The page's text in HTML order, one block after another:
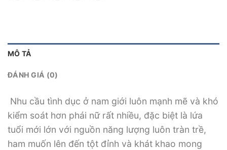
MÔ TẢ
ĐÁNH GIÁ (0)
Nhu cầu tình dục ở nam giới luôn mạnh mẽ và khó
kiểm soát hơn phái nữ rất nhiều, đặc biệt là lứa
tuổi mới lớn với nguồn năng lượng luôn tràn trề,
ham muốn lên đến tột đỉnh và khát khao mong